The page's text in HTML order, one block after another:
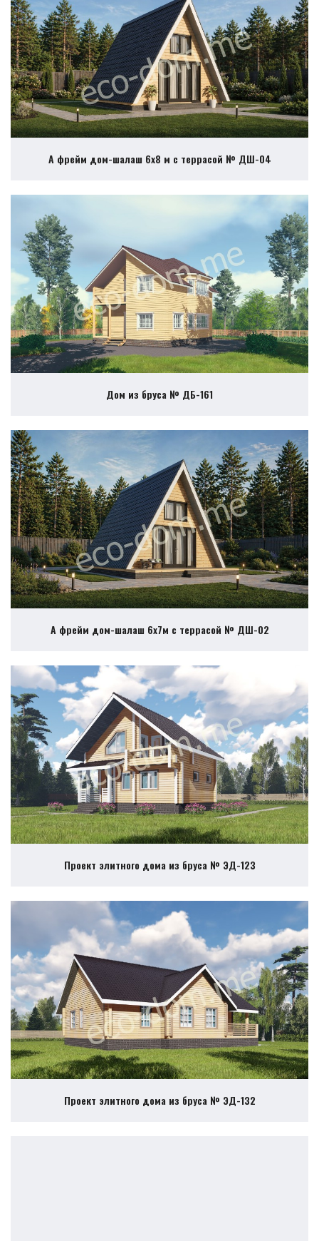
А фрейм дом-шалаш 6х8 м с террасой № ДШ-04
Дом из бруса № ДБ-161
А фрейм дом-шалаш 6х7м с террасой № ДШ-02
Проект элитного дома из бруса № ЭД-123
Проект элитного дома из бруса № ЭД-132